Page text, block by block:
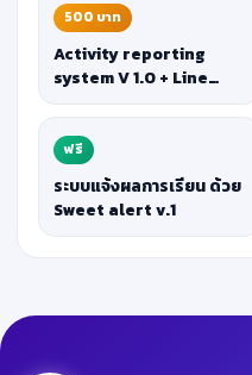
500 บาท
Activity reporting
system V 1.0 + Line
Send.
ฟรี
ระบบแจ้งผลการเรียน ด้วย
Sweet alert v.1